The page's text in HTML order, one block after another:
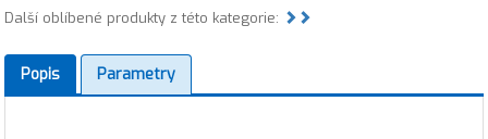
Další oblíbené produkty z této kategorie:
Popis Parametry